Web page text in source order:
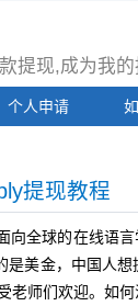
提现,成为我
个人申请
提现教程
球的在线语言
是美金，中国人
师们欢迎。如